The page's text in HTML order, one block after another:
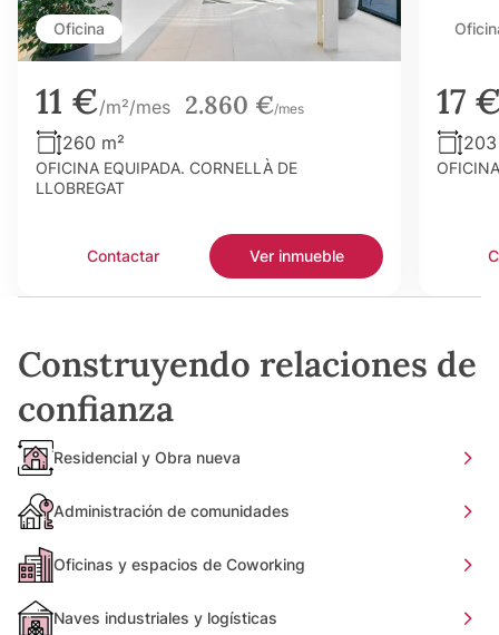
Oficina
11 €/m²/mes 2.860 €/mes
260 m²
OFICINA EQUIPADA. CORNELLÀ DE
LLOBREGAT
Contactar Ver inmueble
17
Construyendo relaciones de
confianza
Residencial y Obra nueva
Administración de comunidades
Oficinas y espacios de Coworking
Naves industriales y logísticas